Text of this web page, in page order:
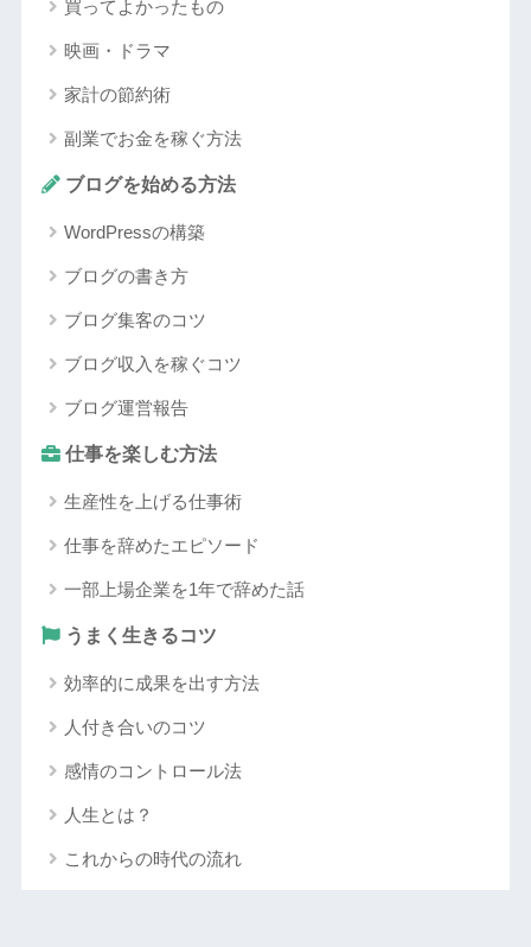
買ってよかったもの
映画・ドラマ
家計の節約術
副業でお金を稼ぐ方法
ブログを始める方法
WordPressの構築
ブログの書き方
ブログ集客のコツ
ブログ収入を稼ぐコツ
ブログ運営報告
仕事を楽しむ方法
生産性を上げる仕事術
仕事を辞めたエピソード
一部上場企業を1年で辞めた話
うまく生きるコツ
効率的に成果を出す方法
人付き合いのコツ
感情のコントロール法
人生とは？
これからの時代の流れ